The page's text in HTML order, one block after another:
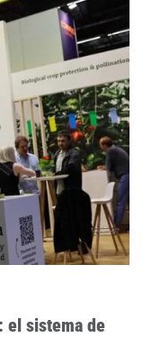
el sistema de